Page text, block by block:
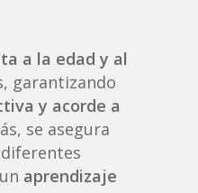
a la edad y al
garantizando
y acorde a
se asegura
aprendizaje